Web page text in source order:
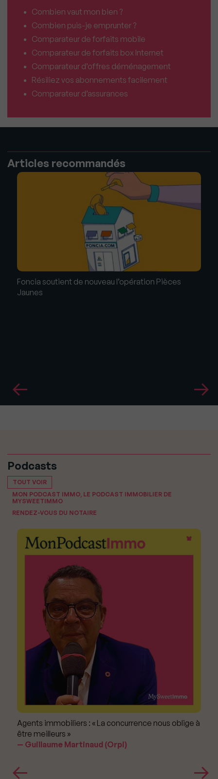
Combien vaut mon bien ?
Combien puis-je emprunter ?
Comparateur de forfaits mobile
Comparateur de forfaits box Internet
Comparateur d’offres déménagement
Résiliez vos abonnements facilement
Comparateur d’assurances
Articles recommandés
Foncia soutient de nouveau l’opération Pièces
Jaunes
Podcasts
TOUT VOIR
MON PODCAST IMMO, LE PODCAST IMMOBILIER DE
MYSWEETIMMO
RENDEZ-VOUS DU NOTAIRE
Agents immobiliers : « La concurrence nous oblige à
être meilleurs »
Guillaume Martinaud (Orpi)